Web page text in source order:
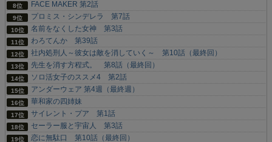
FACE MAKER 第2話
プロミス・シンデレラ 第7話
名前をなくした女神 第3話
わろてんか 第39話
社内処刑人～彼女は敵を消していく～ 第10話（最終回）
先生を消す方程式。 第8話（最終回）
ソロ活女子のススメ4 第2話
アンダーウェア 第4週（最終週）
華和家の四姉妹
サイレント・プア 第1話
セーラー服と宇宙人 第3話
恋に無駄口 第10話（最終回）